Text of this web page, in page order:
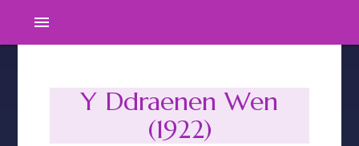
menu
Y Ddraenen Wen
(1922)